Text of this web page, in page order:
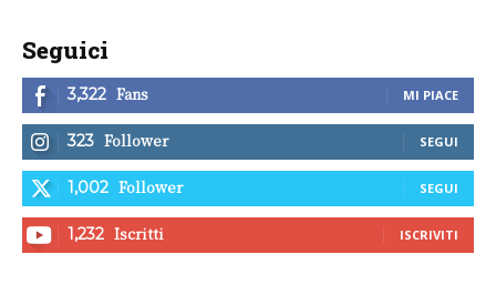
Seguici
3,322 Fans MI PIACE
323 Follower SEGUI
1,002 Follower SEGUI
1,232 Iscritti ISCRIVITI